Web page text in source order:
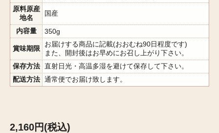
原料原産
地名
国産
内容量 350g
賞味期限
お届けする商品に記載(おおむね90日程度です)
また、開封後はお早めにお召し上がり下さい。
保存方法 直射日光・高温多湿を避けて保存して下さい。
配送方法 通常便でお届け致します。
2,160円(税込)